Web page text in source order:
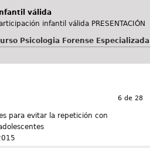
válida
infantil válida PRESENTACIÓN
Psicologia Forense Especializada
para evitar la repetición con
6 de 28